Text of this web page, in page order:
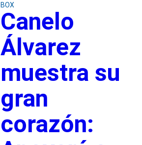
BOX
Canelo
Álvarez
muestra su
gran
corazón: